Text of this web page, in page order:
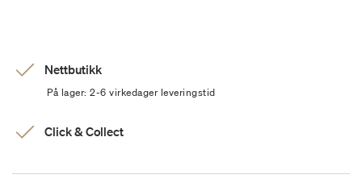
Nettbutikk
På lager: 2-6 virkedager leveringstid
Click & Collect